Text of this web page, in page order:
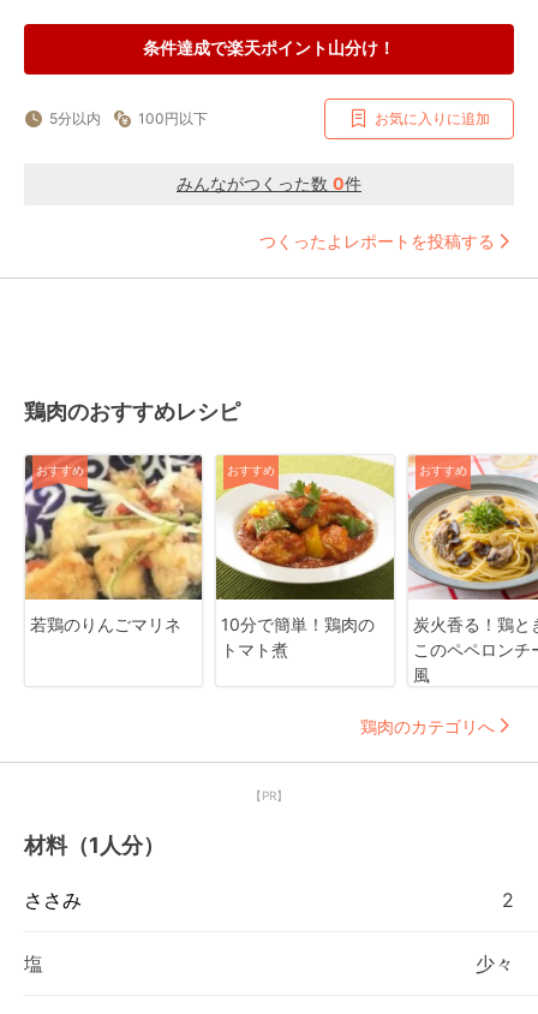
条件達成で楽天ポイント山分け！
5分以内 100円以下 お気に入りに追加
みんながつくった数 0件
つくったよレポートを投稿する
鶏肉のおすすめレシピ
おすすめ
若鶏のりんごマリネ
おすすめ
10分で簡単！鶏肉の
トマト煮
おすすめ
炭火香る！鶏と
このペペロンチ
風
鶏肉のカテゴリへ
【PR】
材料（1人分）
ささみ 2
塩 少々